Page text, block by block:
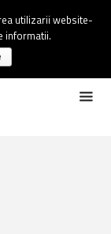
utilizarii website-
informatii.